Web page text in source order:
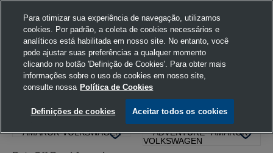
Home Volkswagen Vestuário Bota 40
FILTRAR Ordenar por
Para otimizar sua experiência de navegação, utilizamos
cookies. Por padrão, a coleta de cookies necessários e
analíticos está habilitada em nosso site. No entanto, você
pode ajustar suas preferências a qualquer momento
clicando no botão 'Definição de Cookies'. Para obter mais
informações sobre o uso de cookies em nosso site,
consulte nossa Política de Cookies
Definições de cookies Aceitar todos os cookies